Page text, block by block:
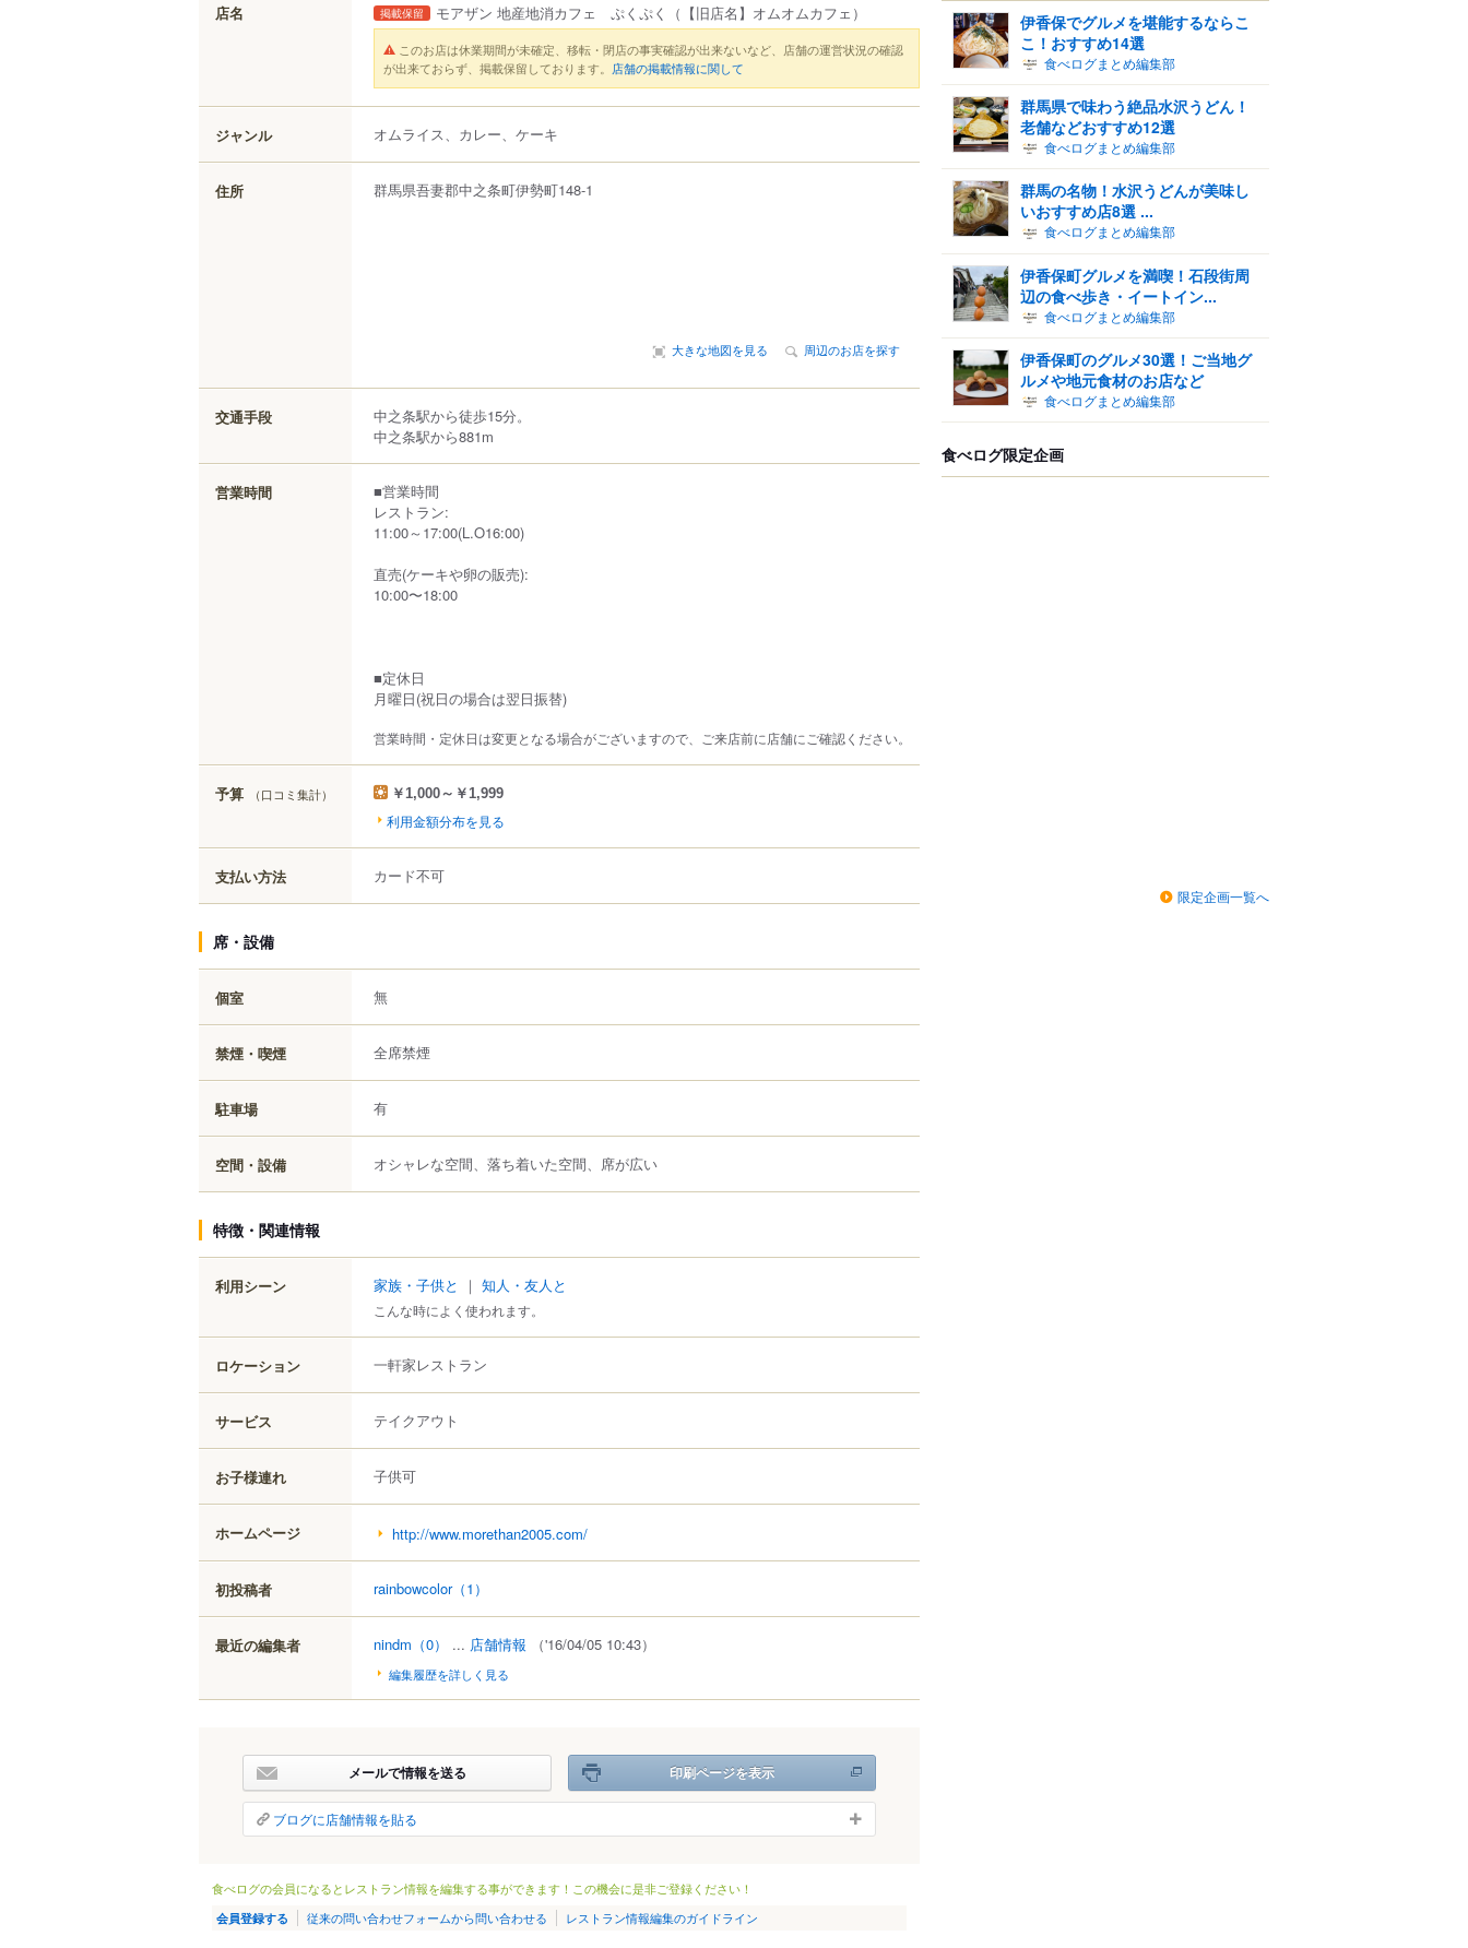
店名 掲載保留 モアザン 地産地消カフェ ぷくぷく （【旧店名】オムオムカフェ）
このお店は休業期間が未確定、移転・閉店の事実確認が出来ないなど、店舗の運営状況の確認
が出来ておらず、掲載保留しております。 店舗の掲載情報に関して
ジャンル オムライス、カレー、ケーキ
住所 群馬県吾妻郡中之条町伊勢町148-1
大きな地図を見る 周辺のお店を探す
交通手段
中之条駅から徒歩15分。
中之条駅から881m
営業時間
■営業時間
レストラン:
11:00～17:00(L.O16:00)
直売(ケーキや卵の販売):
10:00〜18:00
■定休日
月曜日(祝日の場合は翌日振替)
営業時間・定休日は変更となる場合がございますので、ご来店前に店舗にご確認ください。
予算 （口コミ集計） ￥1,000～￥1,999
利用金額分布を見る
支払い方法 カード不可
席・設備
個室 無
禁煙・喫煙 全席禁煙
駐車場 有
空間・設備 オシャレな空間、落ち着いた空間、席が広い
特徴・関連情報
利用シーン 家族・子供と ｜ 知人・友人と
こんな時によく使われます。
ロケーション 一軒家レストラン
サービス テイクアウト
お子様連れ 子供可
ホームページ http://www.morethan2005.com/
初投稿者 rainbowcolor（1）
最近の編集者 nindm （0） ... 店舗情報 （'16/04/05 10:43）
編集履歴を詳しく見る
メールで情報を送る 印刷ページを表示
ブログに店舗情報を貼る
食べログの会員になるとレストラン情報を編集する事ができます！この機会に是非ご登録ください！
会員登録する 従来の問い合わせフォームから問い合わせる レストラン情報編集のガイドライン
伊香保でグルメを堪能するならこ
こ！おすすめ14選
食べログまとめ編集部
群馬県で味わう絶品水沢うどん！
老舗などおすすめ12選
食べログまとめ編集部
群馬の名物！水沢うどんが美味し
いおすすめ店8選 ...
食べログまとめ編集部
伊香保町グルメを満喫！石段街周
辺の食べ歩き・イートイン...
食べログまとめ編集部
伊香保町のグルメ30選！ご当地グ
ルメや地元食材のお店など
食べログまとめ編集部
食べログ限定企画
限定企画一覧へ